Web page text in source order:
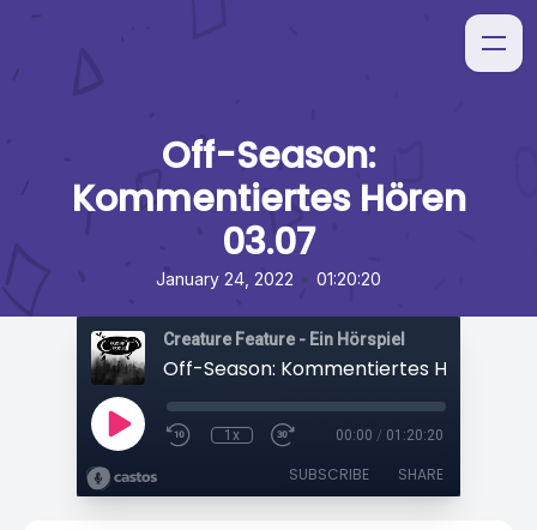
Off-Season:
Kommentiertes Hören
03.07
January 24, 2022 • 01:20:20
Creature Feature - Ein Hörspiel
Off-Season: Kommentiertes Hören
1x 00:00 / 01:20:20
SUBSCRIBE SHARE